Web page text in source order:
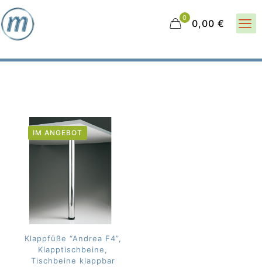
0 0,00 €
IM ANGEBOT
Klappfüße “Andrea F4”,
Klapptischbeine,
Tischbeine klappbar